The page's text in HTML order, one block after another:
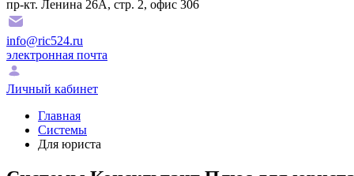
пр-кт. Ленина 26А, стр. 2, офис 306
info@ric524.ru
электронная почта
Личный кабинет
Главная
Системы
Для юриста